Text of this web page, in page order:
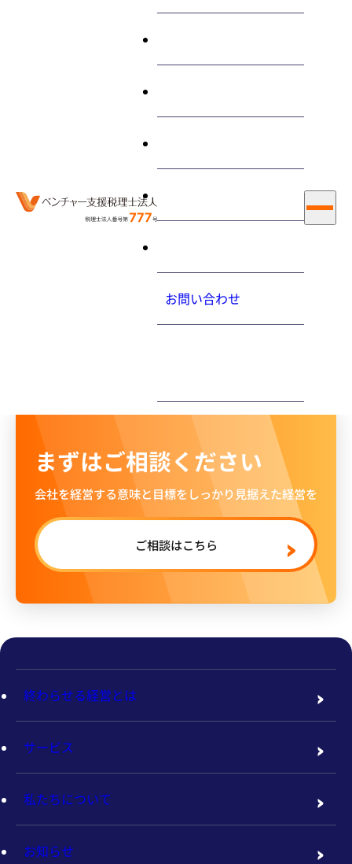
お問い合わせ
“権利金”に関する 記事
権利金
2013.01.29（火）
まずはご相談ください
会社を経営する意味と目標をしっかり見据えた経営を
ご相談はこちら
終わらせる経営とは
サービス
私たちについて
お知らせ